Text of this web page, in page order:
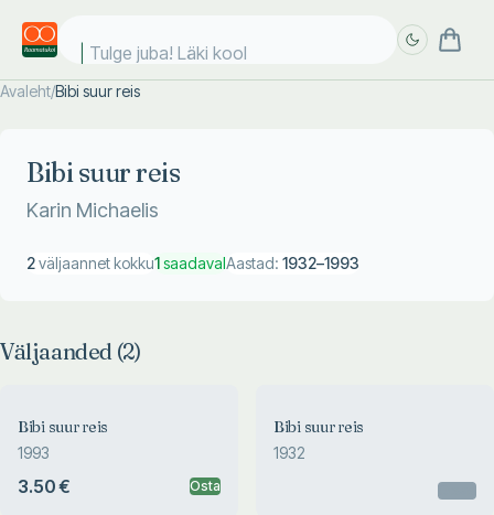
Tulge juba! Läki kooli
Avaleht/Bibi suur reis
Bibi suur reis
Karin Michaelis
2väljaannet kokku1saadavalAastad: 1932–1993
Väljaanded (2)
Bibi suur reis
1993
3.50 € Osta
Bibi suur reis
1932